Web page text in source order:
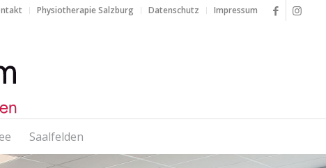
Physiotherapie Salzburg Datenschutz Impressum
Saalfelden